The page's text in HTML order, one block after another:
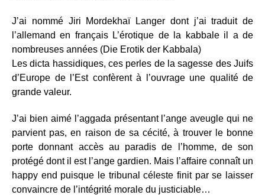
J’ai nommé Jiri Mordekhaï Langer dont j’ai traduit de
l’allemand en français L’érotique de la kabbale il a de
nombreuses années (Die Erotik der Kabbala)
Les dicta hassidiques, ces perles de la sagesse des Juifs
d’Europe de l’Est confèrent à l’ouvrage une qualité de
grande valeur.
J’ai bien aimé l’aggada présentant l’ange aveugle qui ne
parvient pas, en raison de sa cécité, à trouver le bonne
porte donnant accès au paradis de l’homme, de son
protégé dont il est l’ange gardien. Mais l’affaire connaît un
happy end puisque le tribunal céleste finit par se laisser
convaincre de l’intégrité morale du justiciable…